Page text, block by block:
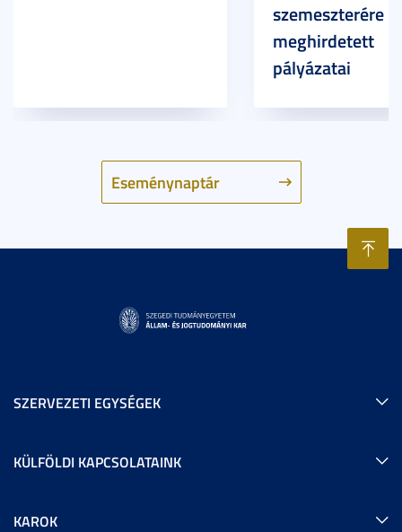
Eseménynaptár
szemeszterére
meghirdetett
pályázatai
SZERVEZETI EGYSÉGEK
KÜLFÖLDI KAPCSOLATAINK
KAROK